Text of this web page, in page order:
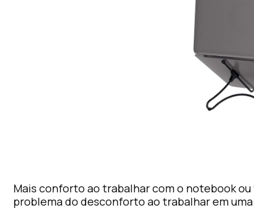
Mais conforto ao trabalhar com o notebook
problema do desconforto ao trabalhar em